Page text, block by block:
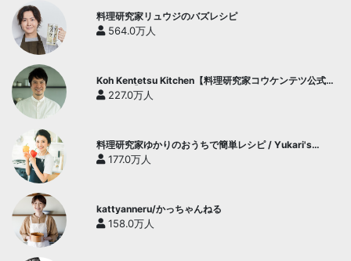
料理研究家リュウジのバズレシピ
564.0万人
Koh Kentetsu Kitchen【料理研究家コウケンテツ公式チ
ャンネル】
227.0万人
料理研究家ゆかりのおうちで簡単レシピ / Yukari's
Kitchen
177.0万人
kattyanneru/かっちゃんねる
158.0万人